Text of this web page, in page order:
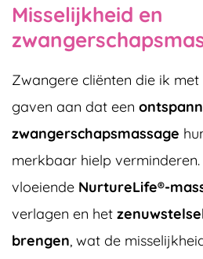
Misselijkheid en
Zwangere cliënten die ik met
gaven aan dat een
zwangerschapsmassage
merkbaar hielp verminderen.
vloeiende NurtureLife®-
verlagen en het
brengen , wat de